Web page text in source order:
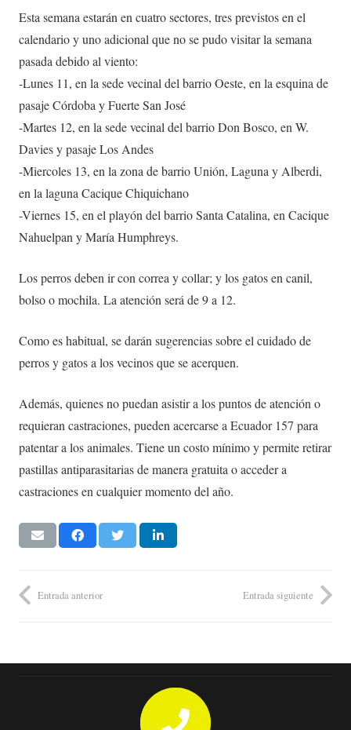
Esta semana estarán en cuatro sectores, tres previstos en el
calendario y uno adicional que no se pudo visitar la semana
pasada debido al viento:
-Lunes 11, en la sede vecinal del barrio Oeste, en la esquina de
pasaje Córdoba y Fuerte San José
-Martes 12, en la sede vecinal del barrio Don Bosco, en W.
Davies y pasaje Los Andes
-Miercoles 13, en la zona de barrio Unión, Laguna y Alberdi,
en la laguna Cacique Chiquichano
-Viernes 15, en el playón del barrio Santa Catalina, en Cacique
Nahuelpan y María Humphreys.
Los perros deben ir con correa y collar; y los gatos en canil,
bolso o mochila. La atención será de 9 a 12.
Como es habitual, se darán sugerencias sobre el cuidado de
perros y gatos a los vecinos que se acerquen.
Además, quienes no puedan asistir a los puntos de atención o
requieran castraciones, pueden acercarse a Ecuador 157 para
patentar a los animales. Tiene un costo mínimo y permite retirar
pastillas antiparasitarias de manera gratuita o acceder a
castraciones en cualquier momento del año.
Entrada anterior Entrada siguiente